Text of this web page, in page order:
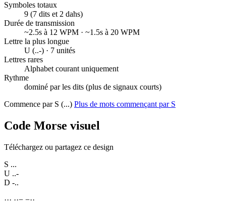
Symboles totaux
9 (7 dits et 2 dahs)
Durée de transmission
~2.5s à 12 WPM · ~1.5s à 20 WPM
Lettre la plus longue
U (..-) · 7 unités
Lettres rares
Alphabet courant uniquement
Rythme
dominé par les dits (plus de signaux courts)
Commence par S (...) Plus de mots commençant par S
Code Morse visuel
Téléchargez ou partagez ce design
S ...
U ..-
D -..
··· ··− −··